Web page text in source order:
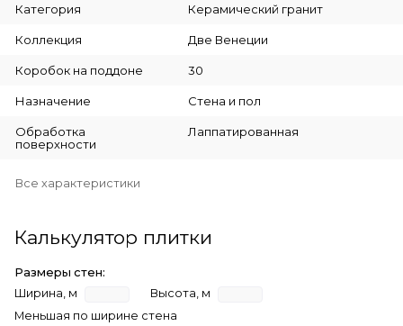
Категория Керамический гранит
Коллекция Две Венеции
Коробок на поддоне 30
Назначение Стена и пол
Обработка
поверхности
Лаппатированная
Все характеристики
Калькулятор плитки
Размеры стен:
Ширина, м
Высота, м
Меньшая по ширине стена